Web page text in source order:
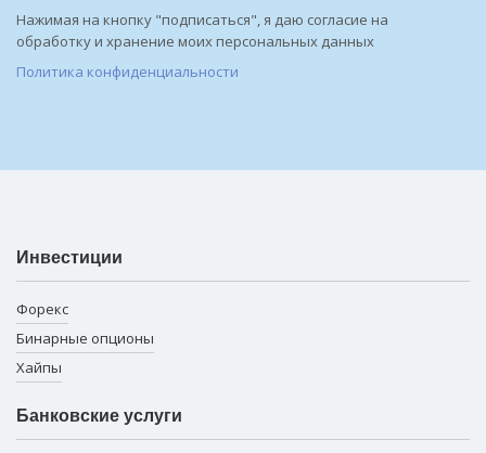
Нажимая на кнопку "подписаться", я даю согласие на
обработку и хранение моих персональных данных
Политика конфиденциальности
Инвестиции
Форекс
Бинарные опционы
Хайпы
Банковские услуги